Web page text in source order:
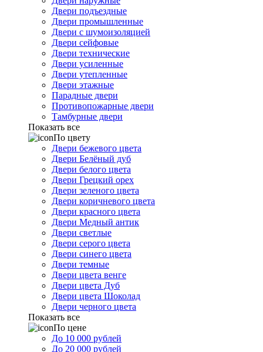
Двери подъездные
Двери промышленные
Двери с шумоизоляцией
Двери сейфовые
Двери технические
Двери усиленные
Двери утепленные
Двери этажные
Парадные двери
Противопожарные двери
Тамбурные двери
Показать все
По цвету
Двери бежевого цвета
Двери Белёный дуб
Двери белого цвета
Двери Грецкий орех
Двери зеленого цвета
Двери коричневого цвета
Двери красного цвета
Двери Медный антик
Двери светлые
Двери серого цвета
Двери синего цвета
Двери темные
Двери цвета венге
Двери цвета Дуб
Двери цвета Шоколад
Двери черного цвета
Показать все
По цене
До 10 000 рублей
До 20 000 рублей